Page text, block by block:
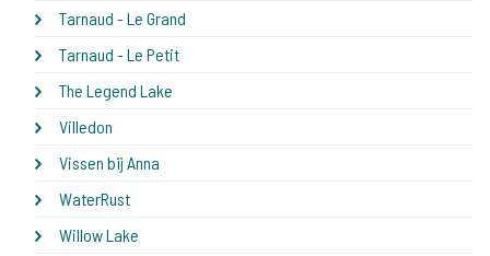
Tarnaud - Le Grand
Tarnaud - Le Petit
The Legend Lake
Villedon
Vissen bij Anna
WaterRust
Willow Lake